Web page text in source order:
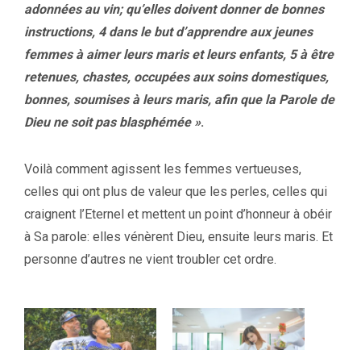
adonnées au vin; qu’elles doivent donner de bonnes
instructions, 4 dans le but d’apprendre aux jeunes
femmes à aimer leurs maris et leurs enfants, 5 à être
retenues, chastes, occupées aux soins domestiques,
bonnes, soumises à leurs maris, afin que la Parole de
Dieu ne soit pas blasphémée ».
Voilà comment agissent les femmes vertueuses,
celles qui ont plus de valeur que les perles, celles qui
craignent l’Eternel et mettent un point d’honneur à obéir
à Sa parole: elles vénèrent Dieu, ensuite leurs maris. Et
personne d’autres ne vient troubler cet ordre.